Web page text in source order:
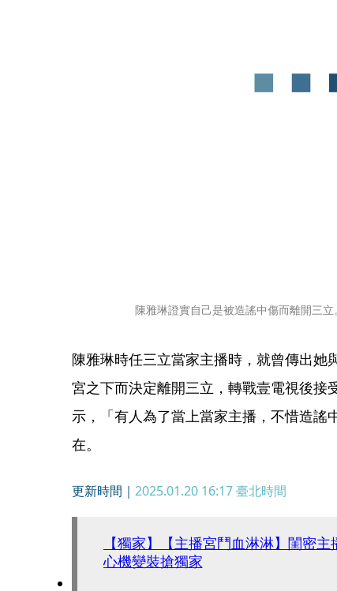
陳雅琳證實自己是被造謠中傷而離開三立
陳雅琳時任三立當家主播時，就曾傳出她
宮之下而決定離開三立，轉戰壹電視後接
示，「有人為了當上當家主播，不惜造謠
在。
更新時間｜ 2025.01.20 16:17臺北時間
【獨家】【主播宮鬥血淋淋】閨密
心機變裝搶獨家